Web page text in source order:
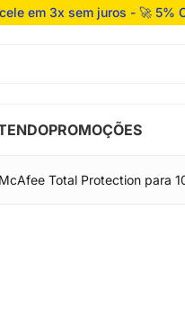
em 3x sem juros - 🚀 5%
PROMOÇÕES
Total Protection para